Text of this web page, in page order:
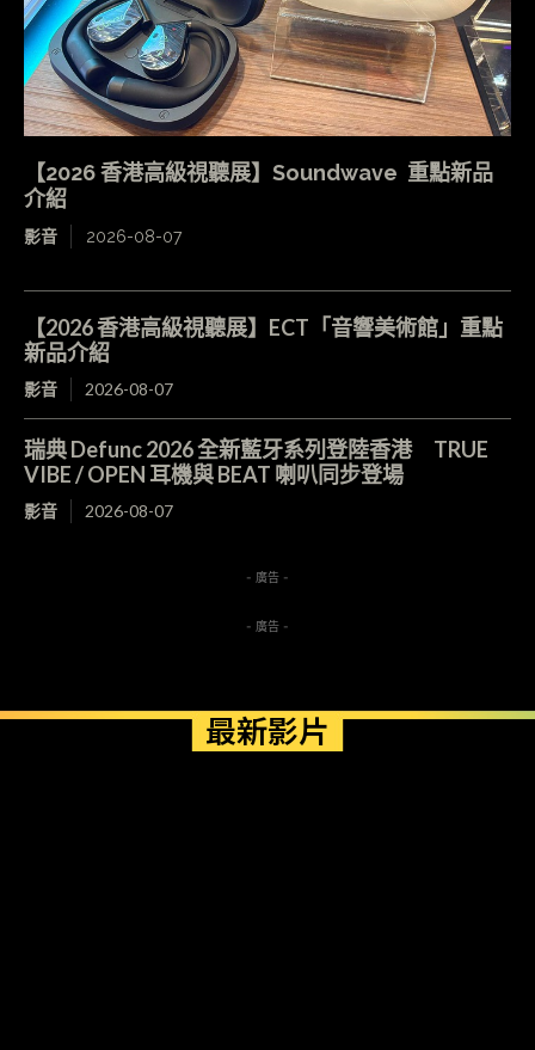
【2026 香港高級視聽展】Soundwave 重點新品
介紹
影音 2026-08-07
【2026 香港高級視聽展】ECT「音響美術館」重點
新品介紹
影音 2026-08-07
瑞典 Defunc 2026 全新藍牙系列登陸香港 TRUE
VIBE / OPEN 耳機與 BEAT 喇叭同步登場
影音 2026-08-07
- 廣告 -
- 廣告 -
最新影片